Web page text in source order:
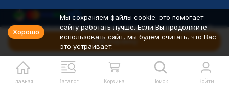
В корзину
Главная Каталог Корзина Поиск Войти
Каталог товаров
Компания
Информация
Политика персональных данных
© 2001-2026 Камин-Эксперт ИП Понюхов В. А. ОГРНИП
326527500040181
Хорошо
Мы сохраняем файлы cookie: это помогает
сайту работать лучше. Если Вы продолжите
использовать сайт, мы будем считать, что Вас
это устраивает.